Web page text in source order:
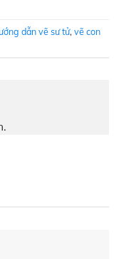
dẫn vẽ sư tử, vẽ con